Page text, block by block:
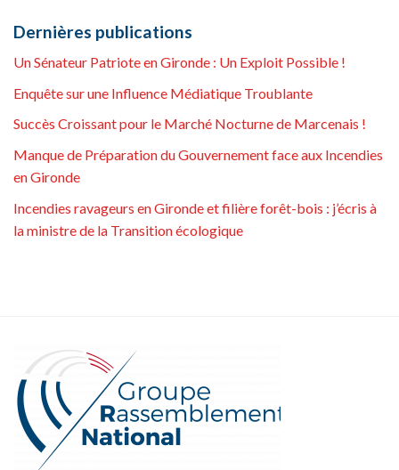
Dernières publications
Un Sénateur Patriote en Gironde : Un Exploit Possible !
Enquête sur une Influence Médiatique Troublante
Succès Croissant pour le Marché Nocturne de Marcenais !
Manque de Préparation du Gouvernement face aux Incendies
en Gironde
Incendies ravageurs en Gironde et filière forêt-bois : j’écris à
la ministre de la Transition écologique